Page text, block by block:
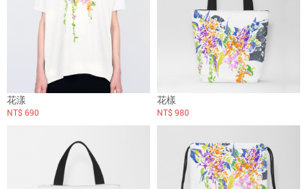
花漾
NT$ 690
花樣
NT$ 980